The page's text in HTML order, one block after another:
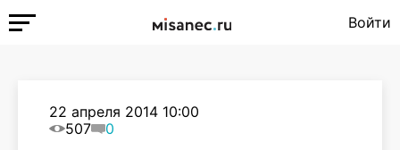
Войти
22 апреля 2014 10:00
507
0